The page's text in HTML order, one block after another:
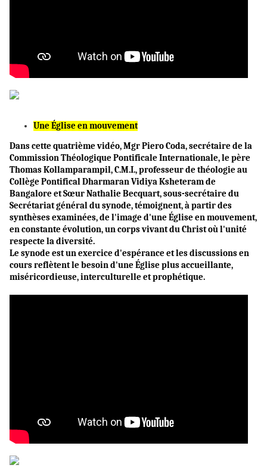
Une Église en mouvement
Dans cette quatrième vidéo, Mgr Piero Coda, secrétaire de la
Commission Théologique Pontificale Internationale, le père
Thomas Kollamparampil, C.M.I., professeur de théologie au
Collège Pontifical Dharmaran Vidiya Ksheteram de
Bangalore et Sœur Nathalie Becquart, sous-secrétaire du
Secrétariat général du synode, témoignent, à partir des
synthèses examinées, de l'image d'une Église en mouvement,
en constante évolution, un corps vivant du Christ où l'unité
respecte la diversité.
Le synode est un exercice d'espérance et les discussions en
cours reflètent le besoin d'une Église plus accueillante,
miséricordieuse, interculturelle et prophétique.